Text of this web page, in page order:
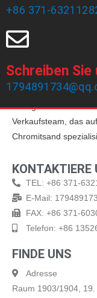
+86 371-
Schreiben Sie
Zhengzhou Haixu
verfügt über 20
Verkaufsteam, das
Chromitsand
KONTAKTIERE
TEL: +86 371-
E-Mail:
FAX: +86 371-
Telefon: +86
FINDE UNS
Adresse
Raum 1903/1904,